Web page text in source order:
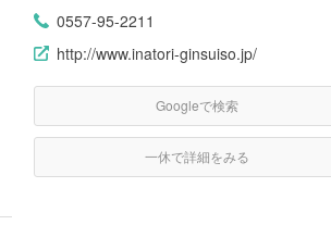
0557-95-2211
http://www.inatori-ginsuiso.jp/
Googleで検索
一休で詳細をみる